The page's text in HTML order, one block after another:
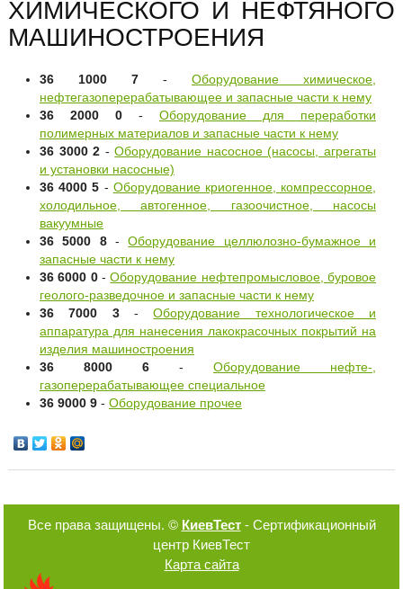
ХИМИЧЕСКОГО И НЕФТЯНОГО
МАШИНОСТРОЕНИЯ
36 1000 7 - Оборудование химическое,
нефтегазоперерабатывающее и запасные части к нему
36 2000 0 - Оборудование для переработки
полимерных материалов и запасные части к нему
36 3000 2 -Оборудование насосное (насосы, агрегаты
и установки насосные)
36 4000 5 - Оборудование криогенное, компрессорное,
холодильное, автогенное, газоочистное, насосы
вакуумные
36 5000 8-Оборудование целлюлозно-бумажное и
запасные части к нему
36 6000 0-Оборудование нефтепромысловое, буровое
геолого-разведочное и запасные части к нему
36 7000 3-Оборудование технологическое и
аппаратура для нанесения лакокрасочных покрытий на
изделия машиностроения
36 8000 6 - Оборудование нефте-,
газоперерабатывающее специальное
36 9000 9 - Оборудование прочее
Все права защищены. © КиевТест- Сертификационный
центр КиевТест
Карта сайта